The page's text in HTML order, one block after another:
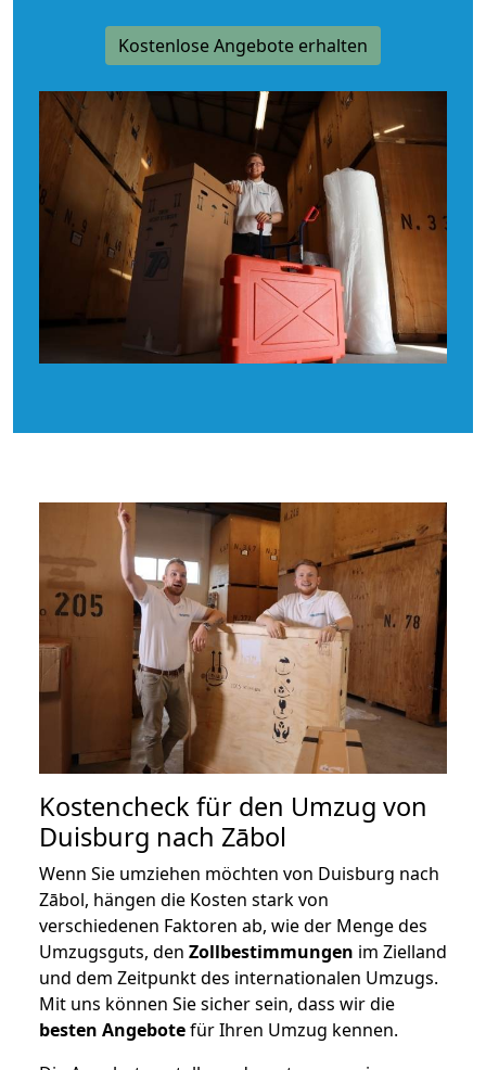
Kostenlose Angebote erhalten
Kostencheck für den Umzug von
Duisburg nach Zābol
Wenn Sie umziehen möchten von Duisburg nach
Zābol, hängen die Kosten stark von
verschiedenen Faktoren ab, wie der Menge des
Umzugsguts, den Zollbestimmungen im Zielland
und dem Zeitpunkt des internationalen Umzugs.
Mit uns können Sie sicher sein, dass wir die
besten Angebotefür Ihren Umzug kennen.